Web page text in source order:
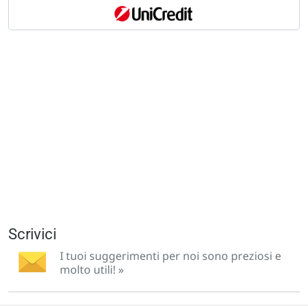
Scrivici
I tuoi suggerimenti per noi sono preziosi e
molto utili! »